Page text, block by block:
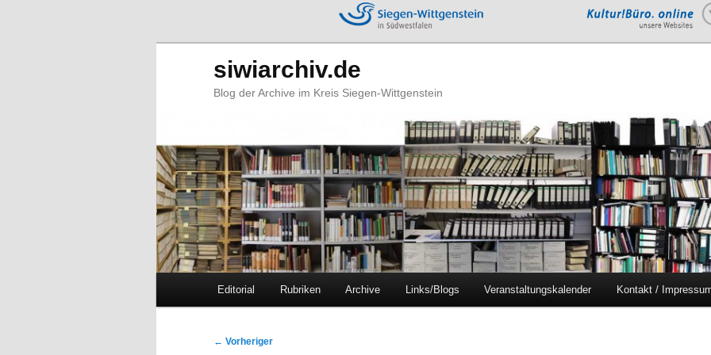
siwiarchiv.de
Blog der Archive im Kreis Siegen-Wittgenstein
Zum
Zum
Editorial Rubriken Archive Links/Blogs Veranstaltungskalender Kontakt /
Beitragsnavigation
← Vorheriger